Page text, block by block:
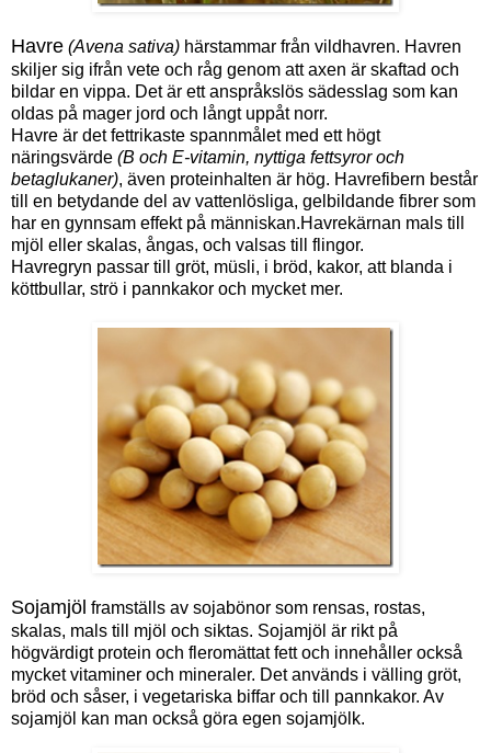
Havre (Avena sativa) härstammar från vildhavren. Havren
skiljer sig ifrån vete och råg genom att axen är skaftad och
bildar en vippa. Det är ett anspråkslös sädesslag som kan
oldas på mager jord och långt uppåt norr.
Havre är det fettrikaste spannmålet med ett högt
näringsvärde (B och E-vitamin, nyttiga fettsyror och
betaglukaner), även proteinhalten är hög. Havrefibern består
till en betydande del av vattenlösliga, gelbildande fibrer som
har en gynnsam effekt på människan.Havrekärnan mals till
mjöl eller skalas, ångas, och valsas till flingor.
Havregryn passar till gröt, müsli, i bröd, kakor, att blanda i
köttbullar, strö i pannkakor och mycket mer.
Sojamjöl framställs av sojabönor som rensas, rostas,
skalas, mals till mjöl och siktas. Sojamjöl är rikt på
högvärdigt protein och fleromättat fett och innehåller också
mycket vitaminer och mineraler. Det används i välling gröt,
bröd och såser, i vegetariska biffar och till pannkakor. Av
sojamjöl kan man också göra egen sojamjölk.